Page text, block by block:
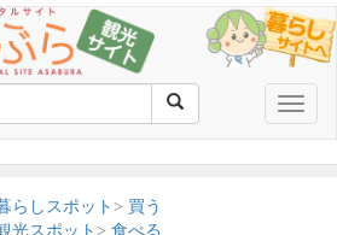
Toggle
らしスポット
買う
光スポット
食べる